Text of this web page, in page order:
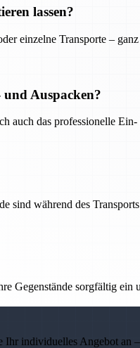
lassen?
einzelne Transporte –
Auspacken?
auch das professionelle
sind während des
Gegenstände sorgfältig
Ihr individuelles Angebot an